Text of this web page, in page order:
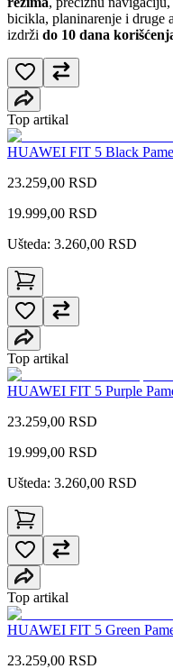
bicikla, planinarenje i druge
izdrži do 10 dana
Top artikal
HUAWEI FIT 5 Black
23.259,00 RSD
19.999,00 RSD
Ušteda: 3.260,00 RSD
Top artikal
HUAWEI FIT 5 Purple
23.259,00 RSD
19.999,00 RSD
Ušteda: 3.260,00 RSD
Top artikal
HUAWEI FIT 5 Green
23.259,00 RSD